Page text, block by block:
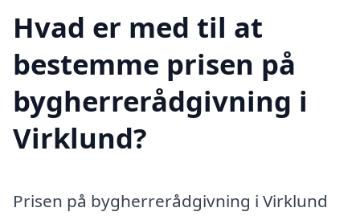
Hvad er med til at
bestemme prisen på
bygherrerådgivning i
Virklund?
Prisen på bygherrerådgivning i Virklund